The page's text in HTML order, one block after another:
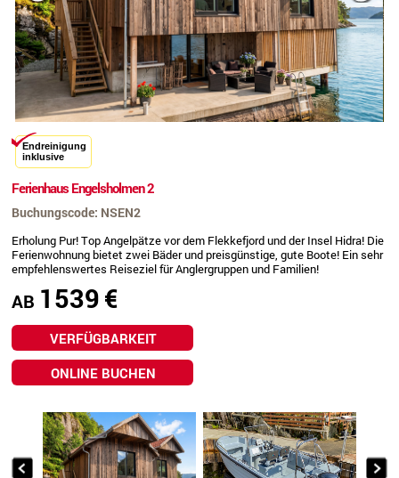
Previous Next
Endreinigung
inklusive
Ferienhaus Engelsholmen 2
Buchungscode: NSEN2
Erholung Pur! Top Angelpätze vor dem Flekkefjord und der Insel Hidra! Die
Ferienwohnung bietet zwei Bäder und preisgünstige, gute Boote! Ein sehr
empfehlenswertes Reiseziel für Anglergruppen und Familien!
AB 1539€
VERFÜGBARKEIT
ONLINE BUCHEN